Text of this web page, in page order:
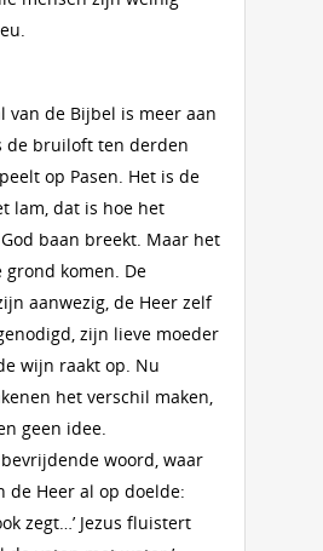
van de Bijbel is meer aan
de bruiloft ten derden
op Pasen. Het is de
lam, dat is hoe het
baan breekt. Maar het
komen. De
aanwezig, de Heer zelf
zijn lieve moeder
wijn raakt op. Nu
het verschil maken,
geen idee.
woord, waar
de Heer al op doelde:
zegt…’ Jezus fluistert